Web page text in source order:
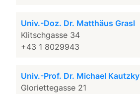
Univ.-Doz. Dr. Matthäus Grasl
Klitschgasse 34
+43 1 8029943
Univ.-Prof. Dr. Michael Kautzky
Gloriettegasse 21